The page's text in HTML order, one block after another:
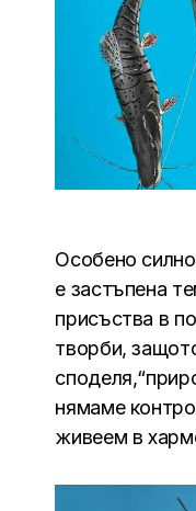
Особено
е застъпена
присъства в
творби,
нямаме
живеем в